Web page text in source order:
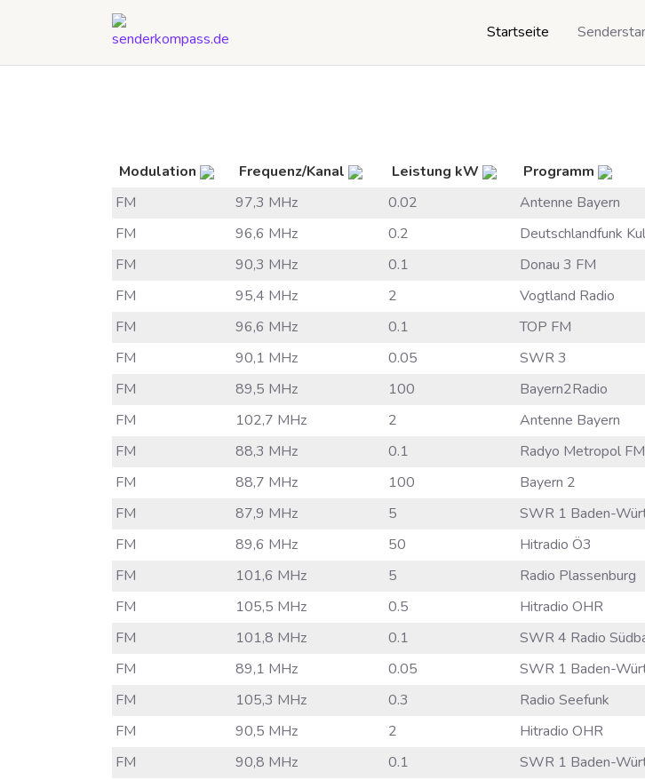
Startseite
Modulation Frequenz/Kanal Leistung kW
Programm
FM
97,3 MHz 0.02
Antenne Bayern
FM
96,6 MHz 0.2
Deutschlandfunk
FM
90,3 MHz 0.1
Donau 3 FM
FM
95,4 MHz 2
Vogtland Radio
FM
96,6 MHz 0.1
TOP FM
FM
90,1 MHz 0.05
SWR 3
FM
89,5 MHz 100
Bayern2Radio
FM
102,7 MHz 2
Antenne Bayern
FM
88,3 MHz 0.1
Radyo Metropol FM
FM
88,7 MHz 100
Bayern 2
FM
87,9 MHz 5
SWR 1 Baden-
FM
89,6 MHz 50
Hitradio Ö3
FM
101,6 MHz 5
Radio Plassenburg
FM
105,5 MHz 0.5
Hitradio OHR
FM
101,8 MHz 0.1
SWR 4 Radio
FM
89,1 MHz 0.05
SWR 1 Baden-
FM
105,3 MHz 0.3
Radio Seefunk
FM
90,5 MHz 2
Hitradio OHR
FM
90,8 MHz 0.1
SWR 1 Baden-